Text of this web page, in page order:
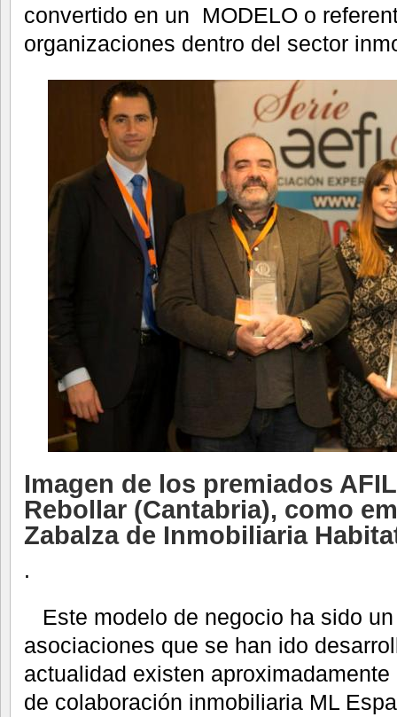
convertido en un MODELO o
organizaciones dentro del sector
Imagen de los premiados
Rebollar (Cantabria), como
Zabalza de Inmobiliaria
.
Este modelo de negocio ha sido
asociaciones que se han ido
actualidad existen
de colaboración inmobiliaria ML